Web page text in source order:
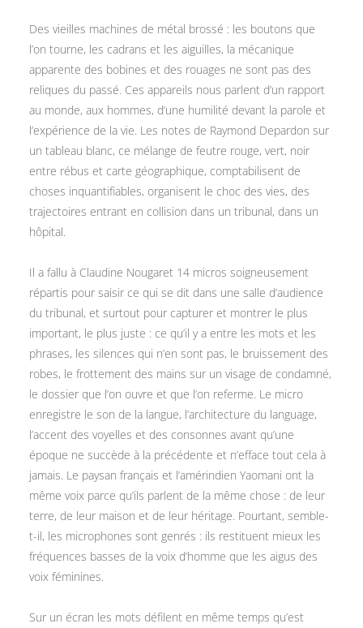
Des vieilles machines de métal brossé : les boutons que
l’on tourne, les cadrans et les aiguilles, la mécanique
apparente des bobines et des rouages ne sont pas des
reliques du passé. Ces appareils nous parlent d’un rapport
au monde, aux hommes, d’une humilité devant la parole et
l’expérience de la vie. Les notes de Raymond Depardon sur
un tableau blanc, ce mélange de feutre rouge, vert, noir
entre rébus et carte géographique, comptabilisent de
choses inquantifiables, organisent le choc des vies, des
trajectoires entrant en collision dans un tribunal, dans un
hôpital.
Il a fallu à Claudine Nougaret 14 micros soigneusement
répartis pour saisir ce qui se dit dans une salle d’audience
du tribunal, et surtout pour capturer et montrer le plus
important, le plus juste : ce qu’il y a entre les mots et les
phrases, les silences qui n’en sont pas, le bruissement des
robes, le frottement des mains sur un visage de condamné,
le dossier que l’on ouvre et que l’on referme. Le micro
enregistre le son de la langue, l’architecture du language,
l’accent des voyelles et des consonnes avant qu’une
époque ne succède à la précédente et n’efface tout cela à
jamais. Le paysan français et l’amérindien Yaomani ont la
même voix parce qu’ils parlent de la même chose : de leur
terre, de leur maison et de leur héritage. Pourtant, semble-
t-il, les microphones sont genrés : ils restituent mieux les
fréquences basses de la voix d’homme que les aigus des
voix féminines.
Sur un écran les mots défilent en même temps qu’est